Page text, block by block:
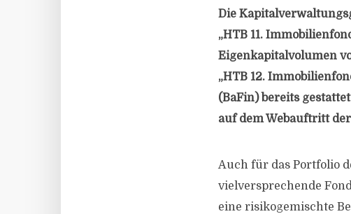
Die
„HTB 11.
Eigenkapitalvolumen
„HTB 12.
(BaFin) bereits
auf dem Webauftritt
Auch für das Portfolio
vielversprechende
eine risikogemischte